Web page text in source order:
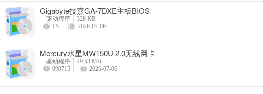
Gigabyte技嘉GA-7DXE主板BIOS
驱动程序
328 KB
F5
2026-07-06
Mercury水星MW150U 2.0无线网卡
驱动程序
29.53 MB
090715
2026-07-06